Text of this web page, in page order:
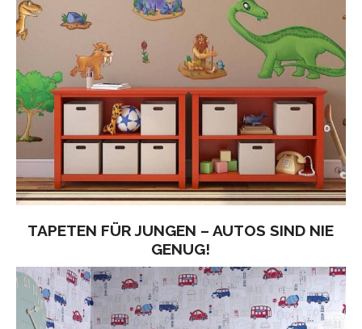
TAPETEN FÜR JUNGEN – AUTOS SIND NIE
GENUG!